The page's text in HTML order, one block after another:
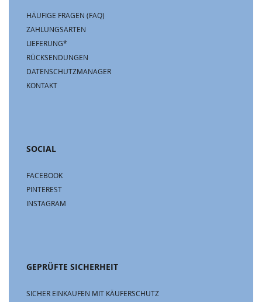
HÄUFIGE FRAGEN (FAQ)
ZAHLUNGSARTEN
LIEFERUNG*
RÜCKSENDUNGEN
DATENSCHUTZMANAGER
KONTAKT
SOCIAL
FACEBOOK
PINTEREST
INSTAGRAM
GEPRÜFTE SICHERHEIT
SICHER EINKAUFEN MIT KÄUFERSCHUTZ